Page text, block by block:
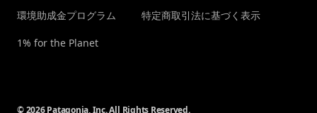
環境助成金プログラム
1% for the Planet
特定商取引法に基づく表示
© 2026 Patagonia, Inc. All Rights Reserved.